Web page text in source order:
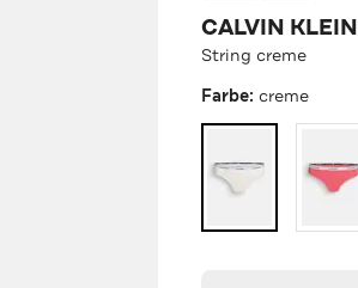
CALVIN KLEIN
String creme
Farbe:creme